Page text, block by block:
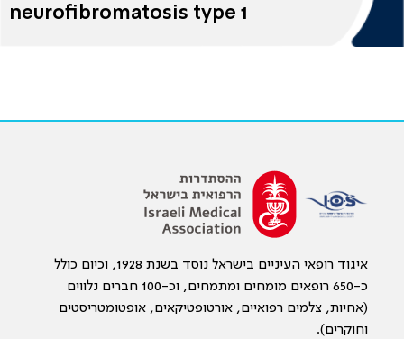
neurofibromatosis type 1
איגוד רופאי העיניים בישראל נוסד בשנת 1928, וכיום כולל
כ-650 רופאים מומחים ומתמחים, וכ-100 חברים נלווים
(אחיות, צלמים רפואיים, אורטופטיקאים, אופטומטריסטים
וחוקרים).